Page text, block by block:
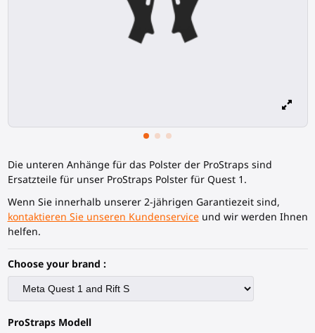
Die unteren Anhänge für das Polster der ProStraps sind
Ersatzteile für unser ProStraps Polster für Quest 1.
Wenn Sie innerhalb unserer 2-jährigen Garantiezeit sind,
kontaktieren Sie unseren Kundenserviceund wir werden Ihnen
helfen.
Choose your brand :
ProStraps Modell